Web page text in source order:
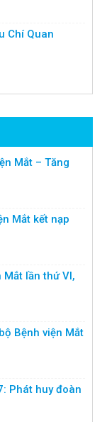
Chí Quan
Mắt – Tăng
Mắt kết nạp
lần thứ VI,
Bệnh viện Mắt
Phát huy đoàn